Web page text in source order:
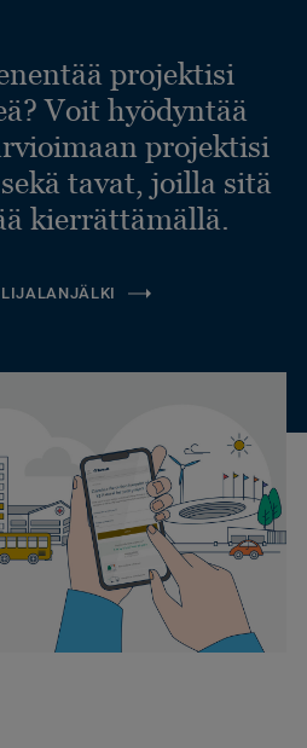
projektisi
Voit hyödyntää
projektisi
tavat, joilla sitä
kierrättämällä.